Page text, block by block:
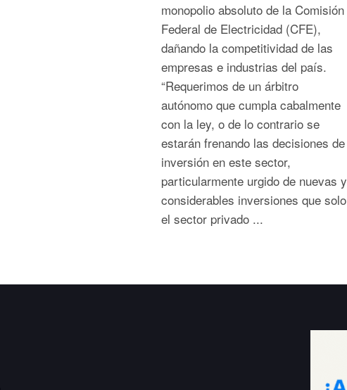
monopolio absoluto de la Comisión
Federal de Electricidad (CFE),
dañando la competitividad de las
empresas e industrias del país.
“Requerimos de un árbitro
autónomo que cumpla cabalmente
con la ley, o de lo contrario se
estarán frenando las decisiones de
inversión en este sector,
particularmente urgido de nuevas y
considerables inversiones que solo
el sector privado ...